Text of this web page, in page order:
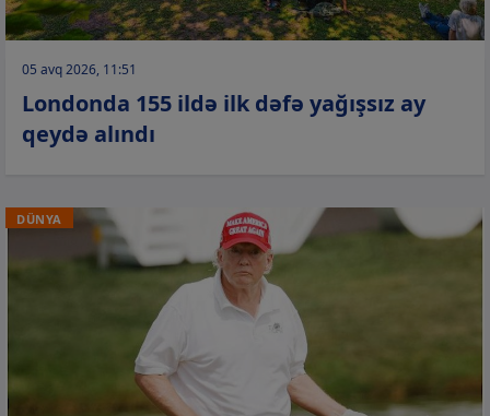
05 avq 2026, 11:51
Londonda 155 ildə ilk dəfə yağışsız ay
qeydə alındı
DÜNYA